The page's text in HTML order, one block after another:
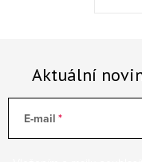
Aktuální
E-mail